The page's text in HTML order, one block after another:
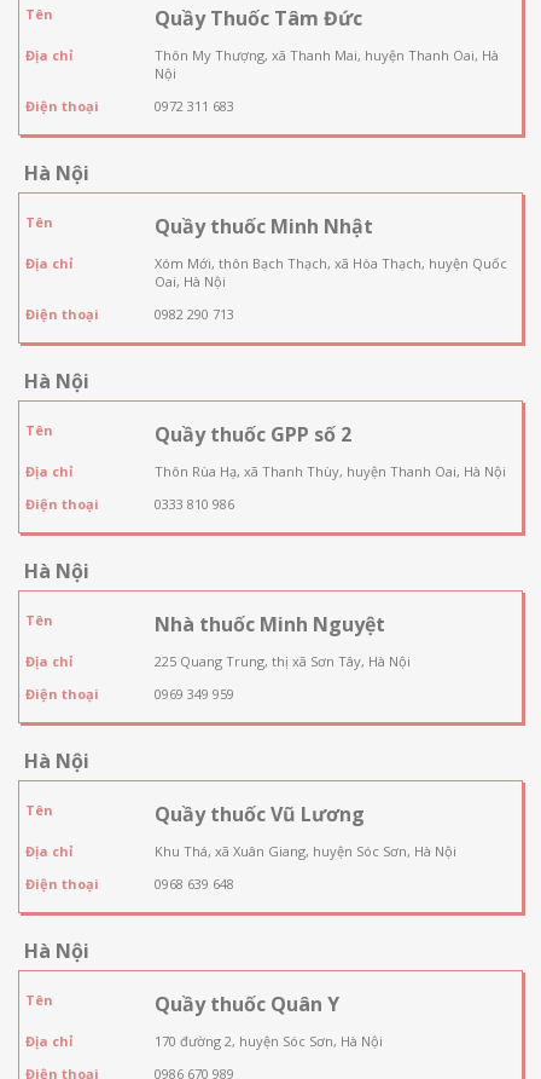
Tên Quầy Thuốc Tâm Đức
Địa chỉ
Thôn My Thượng, xã Thanh Mai, huyện Thanh Oai, Hà
Nội
Điện thoại
0972 311 683
Hà Nội
Tên Quầy thuốc Minh Nhật
Địa chỉ
Xóm Mới, thôn Bạch Thạch, xã Hòa Thạch, huyện Quốc
Oai, Hà Nội
Điện thoại
0982 290 713
Hà Nội
Tên Quầy thuốc GPP số 2
Địa chỉ
Thôn Rùa Hạ, xã Thanh Thùy, huyện Thanh Oai, Hà Nội
Điện thoại
0333 810 986
Hà Nội
Tên Nhà thuốc Minh Nguyệt
Địa chỉ
225 Quang Trung, thị xã Sơn Tây, Hà Nội
Điện thoại
0969 349 959
Hà Nội
Tên Quầy thuốc Vũ Lương
Địa chỉ
Khu Thá, xã Xuân Giang, huyện Sóc Sơn, Hà Nội
Điện thoại
0968 639 648
Hà Nội
Tên Quầy thuốc Quân Y
Địa chỉ
170 đường 2, huyện Sóc Sơn, Hà Nội
Điện thoại
0986 670 989